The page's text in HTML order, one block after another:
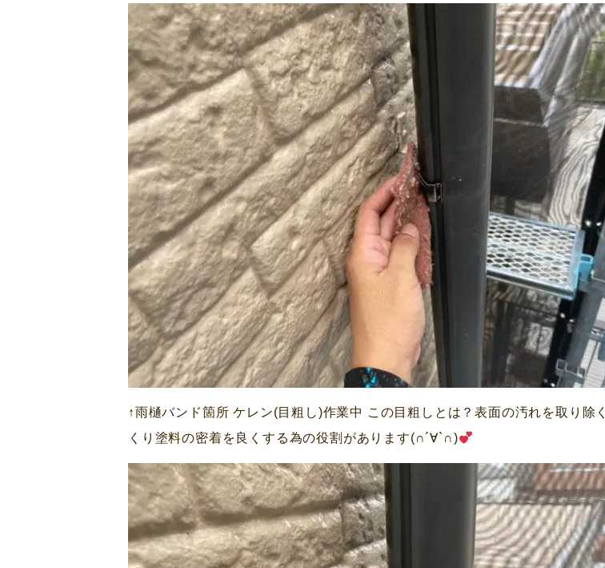
↑雨樋バンド箇所 ケレン(目粗し)作業中 この目粗しとは？表面の汚れを取り
くり塗料の密着を良くする為の役割があります(∩´∀`∩)